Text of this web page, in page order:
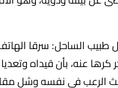
طبيب الساحل: سرقا
كرها عنه، بأن قيداه
الرعب في نفسه وشل